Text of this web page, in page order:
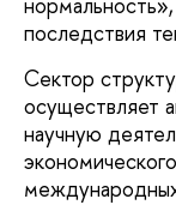
последствия
Сектор
осуществляет
научную